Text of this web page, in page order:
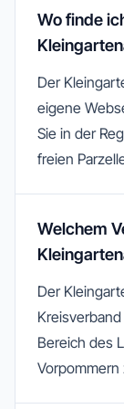
Wo finde
Der
eigene
Sie in der
freien
Welchem
Der
Bereich des